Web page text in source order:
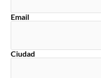
Email
Ciudad